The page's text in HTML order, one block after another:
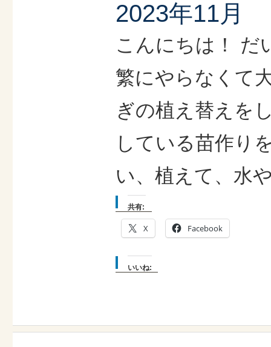
2023年11月
こんにちは！ だ
繁にやらなくて
ぎの植え替えを
している苗作り
い、植えて、水
共有:
X Facebook
いいね: